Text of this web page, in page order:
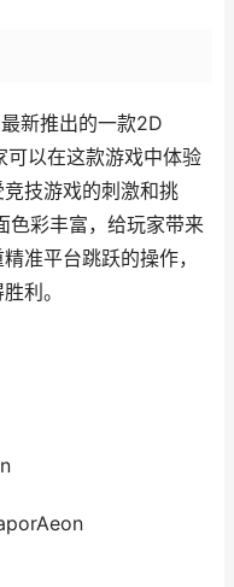
新推出的一款2D
以在这款游戏中体验
技游戏的刺激和挑
色彩丰富，给玩家带来
准平台跳跃的操作，
利。